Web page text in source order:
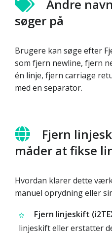
Andre
søger på
Brugere kan søge efter
som fjern newline, fjern
én linje, fjern carriage
med en separator.
Fjern
måder at fikse
Hvordan klarer dette
manuel oprydning eller
Fjern linjeskift
linjeskift eller erstatter